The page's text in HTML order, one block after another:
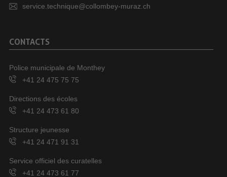
service.technique@collombey-muraz.ch
CONTACTS
Police municipale de Monthey
+41 24 475 75 75
Directions des écoles
+41 24 473 61 80
Structure jeunesse
+41 24 471 91 31
Service officiel des curatelles
+41 24 473 61 77